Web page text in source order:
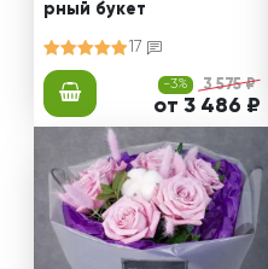
рный букет
17
-3% 3 575 ₽
от 3 486 ₽